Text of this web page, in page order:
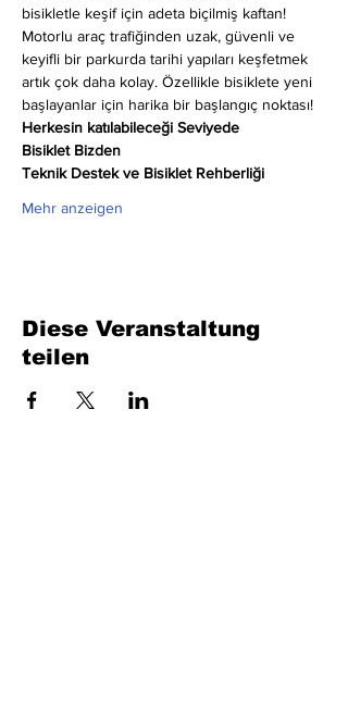
bisikletle keşif için adeta biçilmiş kaftan!
Motorlu araç trafiğinden uzak, güvenli ve
keyifli bir parkurda tarihi yapıları keşfetmek
artık çok daha kolay. Özellikle bisiklete yeni
başlayanlar için harika bir başlangıç noktası!
Herkesin katılabileceği Seviyede
Bisiklet Bizden
Teknik Destek ve Bisiklet Rehberliği
Mehr anzeigen
Diese Veranstaltung
teilen